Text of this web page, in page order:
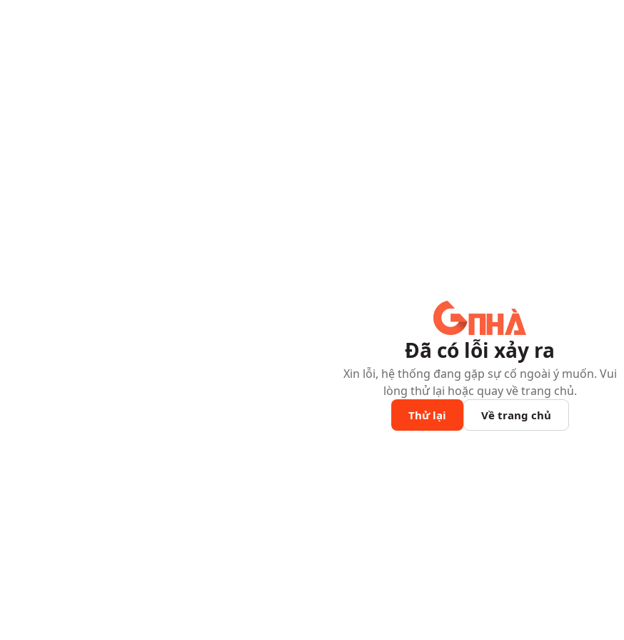
Đã có lỗi xảy ra
Xin lỗi, hệ thống đang gặp sự cố ngoài ý muốn. Vui
lòng thử lại hoặc quay về trang chủ.
Thử lại Về trang chủ